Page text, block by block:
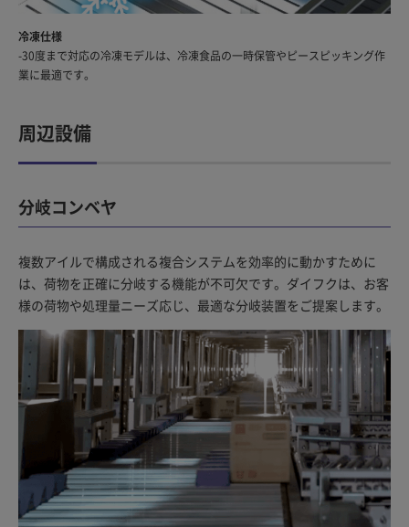
冷凍仕様
-30度まで対応の冷凍モデルは、冷凍食品の一時保管やピースピッキング作
業に最適です。
周辺設備
分岐コンベヤ
複数アイルで構成される複合システムを効率的に動かすために
は、荷物を正確に分岐する機能が不可欠です。ダイフクは、お客
様の荷物や処理量ニーズ応じ、最適な分岐装置をご提案します。